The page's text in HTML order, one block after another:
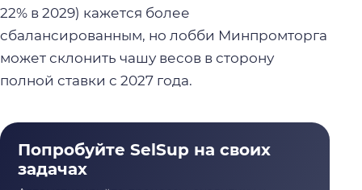
22% в 2029) кажется более
сбалансированным, но лобби Минпромторга
может склонить чашу весов в сторону
полной ставки с 2027 года.